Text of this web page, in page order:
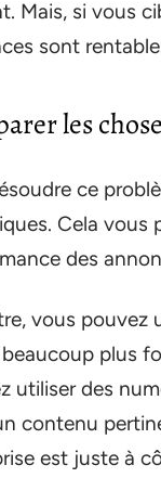
Mais, si vous
sont
les
ce
Cela vous
des
vous pouvez
plus
utiliser des
contenu
est juste à